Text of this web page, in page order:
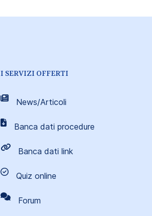
I SERVIZI OFFERTI
News/Articoli
Banca dati procedure
Banca dati link
Quiz online
Forum